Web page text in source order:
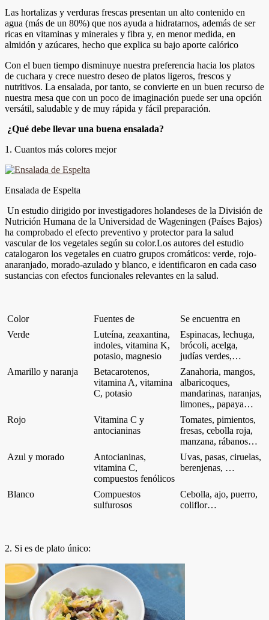
Las hortalizas y verduras frescas presentan un alto contenido en
agua (más de un 80%) que nos ayuda a hidratarnos, además de ser
ricas en vitaminas y minerales y fibra y, en menor medida, en
almidón y azúcares, hecho que explica su bajo aporte calórico
Con el buen tiempo disminuye nuestra preferencia hacia los platos
de cuchara y crece nuestro deseo de platos ligeros, frescos y
nutritivos. La ensalada, por tanto, se convierte en un buen recurso de
nuestra mesa que con un poco de imaginación puede ser una opción
versátil, saludable y de muy rápida y fácil preparación.
¿Qué debe llevar una buena ensalada?
1. Cuantos más colores mejor
Ensalada de Espelta
Un estudio dirigido por investigadores holandeses de la División de
Nutrición Humana de la Universidad de Wageningen (Países Bajos)
ha comprobado el efecto preventivo y protector para la salud
vascular de los vegetales según su color.Los autores del estudio
catalogaron los vegetales en cuatro grupos cromáticos: verde, rojo-
anaranjado, morado-azulado y blanco, e identificaron en cada caso
sustancias con efectos funcionales relevantes en la salud.
Color Fuentes de
Se encuentra en
Verde
Luteína, zeaxantina,
indoles, vitamina K,
potasio, magnesio
Espinacas, lechuga,
brócoli, acelga,
judías verdes,…
Amarillo y naranja
Betacarotenos,
vitamina A, vitamina
C, potasio
Zanahoria, mangos,
albaricoques,
mandarinas, naranjas,
limones,, papaya…
Rojo
Vitamina C y
antocianinas
Tomates, pimientos,
fresas, cebolla roja,
manzana, rábanos…
Azul y morado
Antocianinas,
vitamina C,
compuestos fenólicos
Uvas, pasas, ciruelas,
berenjenas, …
Blanco
Compuestos
sulfurosos
Cebolla, ajo, puerro,
coliflor…
2. Si es de plato único: